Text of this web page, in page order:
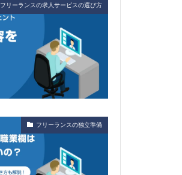
フリーランスの求人サービスの選び方
フリーランスの独立準備